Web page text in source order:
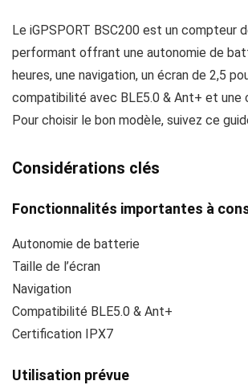
Le iGPSPORT BSC200 est un compteur
performant offrant une autonomie de
heures, une navigation, un écran de 2,5
compatibilité avec BLE5.0 & Ant+ et une
Pour choisir le bon modèle, suivez ce
Considérations clés
Fonctionnalités importantes à
Autonomie de batterie
Taille de l’écran
Navigation
Compatibilité BLE5.0 & Ant+
Certification IPX7
Utilisation prévue